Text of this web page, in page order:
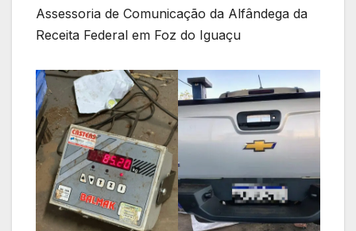
Assessoria de Comunicação da Alfândega da
Receita Federal em Foz do Iguaçu